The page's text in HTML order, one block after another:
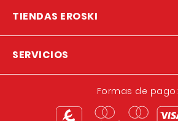
TIENDAS EROSKI
SERVICIOS
Formas de pago: